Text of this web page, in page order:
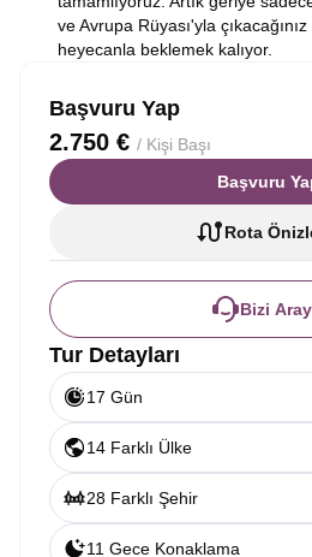
ve Avrupa Rüyası'yla
heyecanla beklemek kalıyor.
Başvuru Yap
2.750 € / Kişi Başı
Başvuru
Rota
Bizi
Tur Detayları
17 Gün
14 Farklı Ülke
28 Farklı Şehir
11 Gece Konaklama